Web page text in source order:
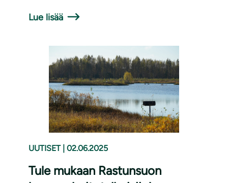
Lue lisää
UUTISET 02.06.2025
Tule mukaan Rastunsuon